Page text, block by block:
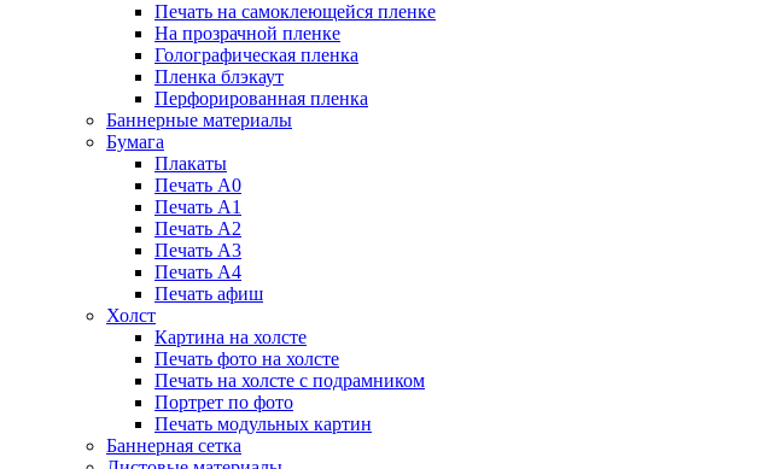
Печать на самоклеющейся пленке
На прозрачной пленке
Голографическая пленка
Пленка блэкаут
Перфорированная пленка
Баннерные материалы
Бумага
Плакаты
Печать А0
Печать А1
Печать А2
Печать А3
Печать А4
Печать афиш
Холст
Картина на холсте
Печать фото на холсте
Печать на холсте с подрамником
Портрет по фото
Печать модульных картин
Баннерная сетка